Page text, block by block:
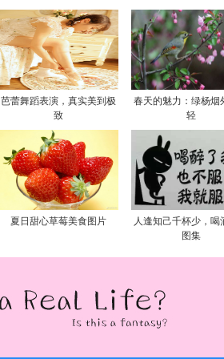
芭蕾舞蹈表演，真实美到极
致
春天的魅力：绿杨烟
轻
夏日甜心草莓美食图片
人逢知己千杯少，喝
图集